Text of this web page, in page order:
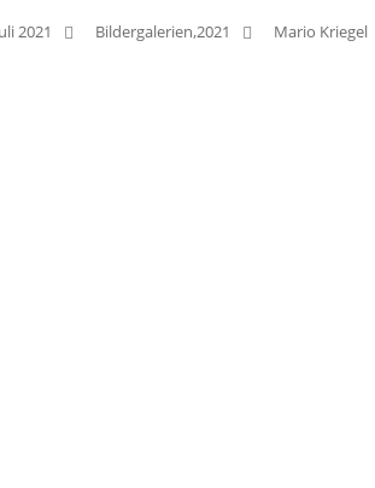
2021 Bildergalerien,2021 Mario Kriegel